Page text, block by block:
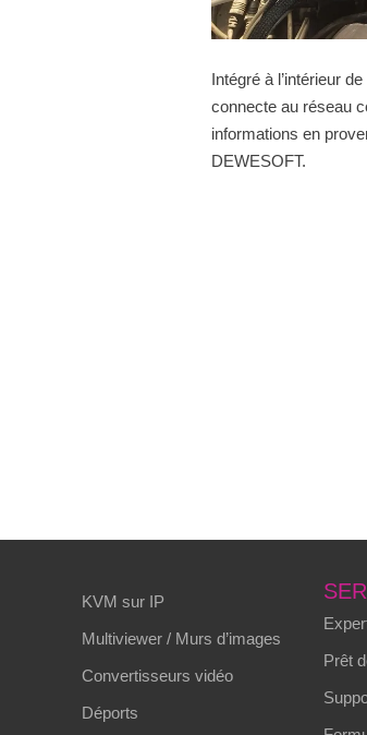
Intégré à l’intérieur
connecte au réseau
informations en
DEWESOFT.
KVM sur IP
Multiviewer / Murs d’images
Convertisseurs vidéo
Déports
Prêt